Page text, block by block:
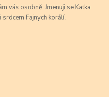
vás osobně. Jmenuji se Katka
srdcem Fajnych korálí.